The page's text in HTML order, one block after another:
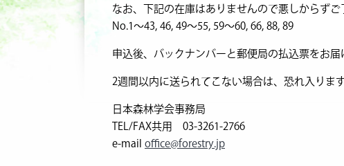
なお、下記の在庫はありませんので悪しからずご
No.1～43, 46, 49～55, 59～60, 66, 88, 89
申込後、バックナンバーと郵便局の払込票をお届
2週間以内に送られてこない場合は、恐れ入りま
日本森林学会事務局
TEL/FAX共用 03-3261-2766
e-mail office@forestry.jp